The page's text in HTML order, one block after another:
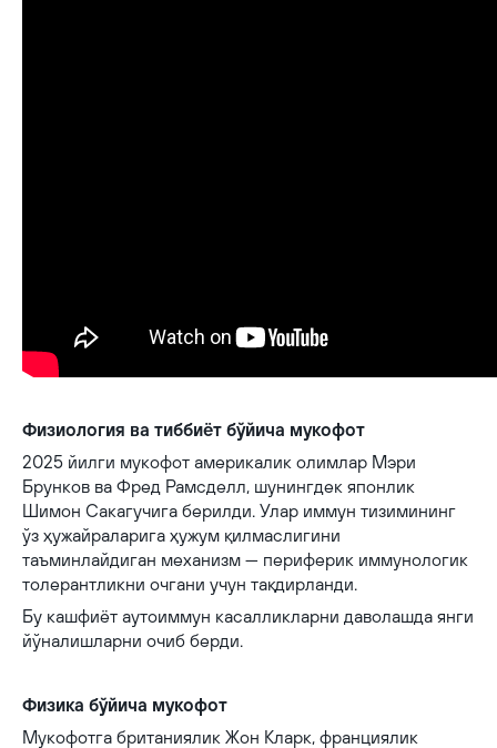
Физиология ва тиббиёт бўйича мукофот
2025 йилги мукофот америкалик олимлар Мэри
Брунков ва Фред Рамсделл, шунингдек японлик
Шимон Сакагучига берилди. Улар иммун тизимининг
ўз ҳужайраларига ҳужум қилмаслигини
таъминлайдиган механизм — периферик иммунологик
толерантликни очгани учун тақдирланди.
Бу кашфиёт аутоиммун касалликларни даволашда янги
йўналишларни очиб берди.
Физика бўйича мукофот
Мукофотга британиялик Жон Кларк, франциялик